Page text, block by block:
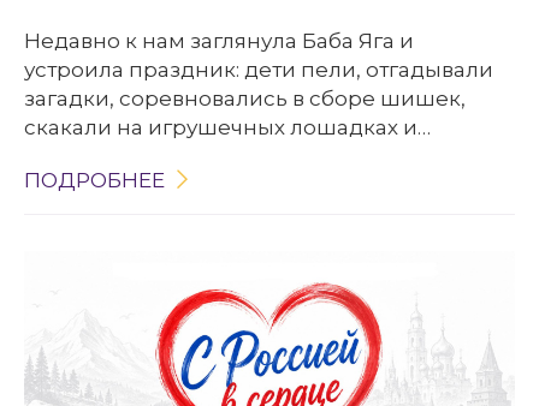
Недавно к нам заглянула Баба Яга и
устроила праздник: дети пели, отгадывали
загадки, соревновались в сборе шишек,
скакали на игрушечных лошадках и
ПОДРОБНЕЕ